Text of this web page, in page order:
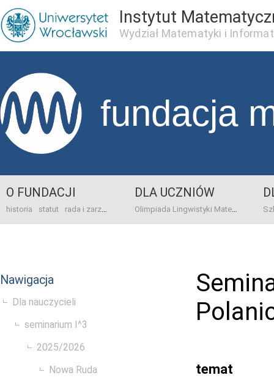
Instytut
Wydział Matematyki i
fundacja
O FUNDACJI
historia statut rada i zarząd dane bankowo-adresowe kontakt
DLA UCZNIÓW
Olimpiada Lingwistyki Matematycznej
Nawigacja
Dla nauczycieli
seminarium I^3
2025/2026
Nowa Ruda
temat